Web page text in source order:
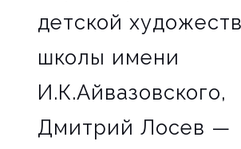
детской
школы имени
И.К.Айвазовского,
Дмитрий Лосев —